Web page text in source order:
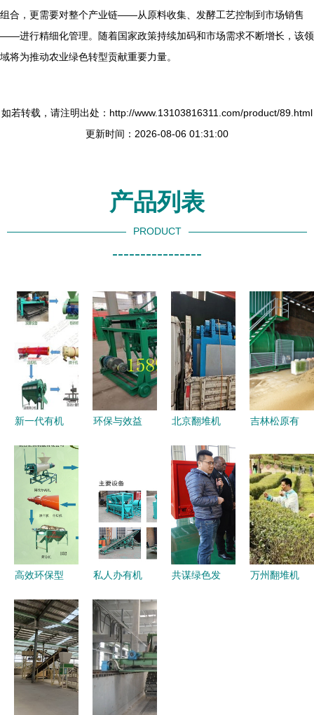
组合，更需要对整个产业链——从原料收集、发酵工艺控制到市场销售
——进行精细化管理。随着国家政策持续加码和市场需求不断增长，该领
域将为推动农业绿色转型贡献重要力量。
如若转载，请注明出处：http://www.13103816311.com/product/89.html
更新时间：2026-08-06 01:31:00
产品列表
PRODUCT
----------------
新一代有机
赋能绿色发
展 鸡粪有
机肥设备选
购与翻堆机
优势解析
环保与效益
肥设备和秸
秆粪便加工
方法全攻略
北京翻堆机
用
吉林松原有
备规格及选
型建议
高效环保型
助力绿色农
业发展——
聚焦淄博颗
粒有机肥与
私人办有机
少钱？翻堆
机设备成本
解析
共谋绿色发
万州翻堆机